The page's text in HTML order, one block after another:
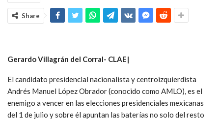
Share
Gerardo Villagrán del Corral- CLAE|
El candidato presidencial nacionalista y centroizquierdista
Andrés Manuel López Obrador (conocido como AMLO), es el
enemigo a vencer en las elecciones presidenciales mexicanas
del 1 de julio y sobre él apuntan las baterías no solo del resto